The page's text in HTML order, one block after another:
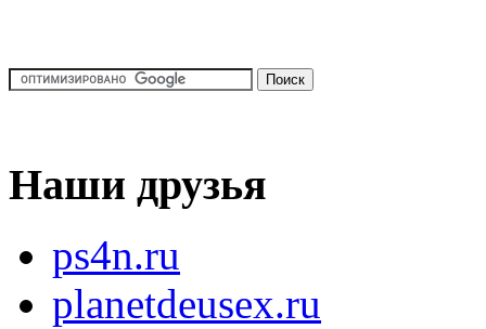
Наши друзья
ps4n.ru
planetdeusex.ru